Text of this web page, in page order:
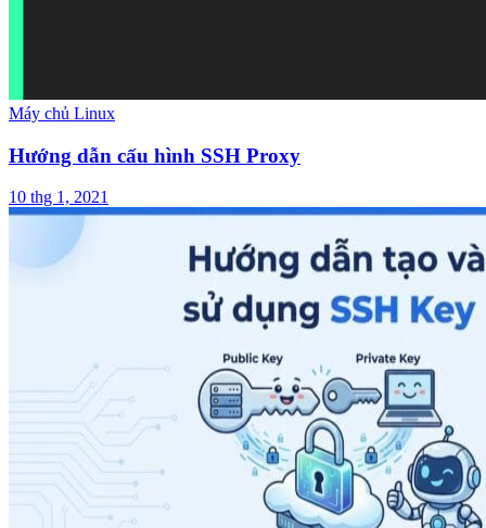
Máy chủ Linux
Hướng dẫn cấu hình SSH Proxy
10 thg 1, 2021